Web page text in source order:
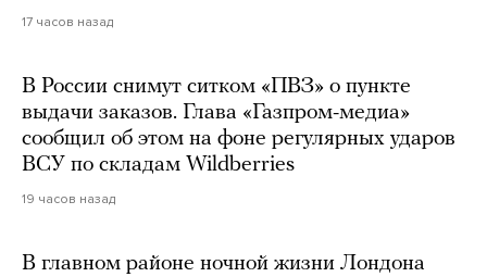
17 часов назад
В России снимут ситком «ПВЗ» о пункте
выдачи заказов. Глава «Газпром-медиа»
сообщил об этом на фоне регулярных ударов
ВСУ по складам Wildberries
19 часов назад
В главном районе ночной жизни Лондона